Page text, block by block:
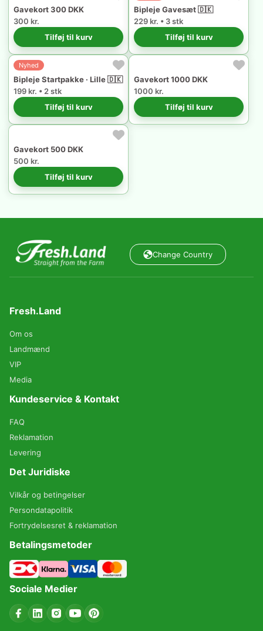
Gavekort 300 DKK
300 kr.
Tilføj til kurv
Bipleje Gavesæt 🇩🇰
229 kr. • 3 stk
Tilføj til kurv
Nyhed
Bipleje Startpakke · Lille 🇩🇰
199 kr. • 2 stk
Tilføj til kurv
Gavekort 1000 DKK
1000 kr.
Tilføj til kurv
Gavekort 500 DKK
500 kr.
Tilføj til kurv
Change Country
Fresh.Land
Om os
Landmænd
VIP
Media
Kundeservice & Kontakt
FAQ
Reklamation
Levering
Det Juridiske
Vilkår og betingelser
Persondatapolitik
Fortrydelsesret & reklamation
Betalingsmetoder
Sociale Medier